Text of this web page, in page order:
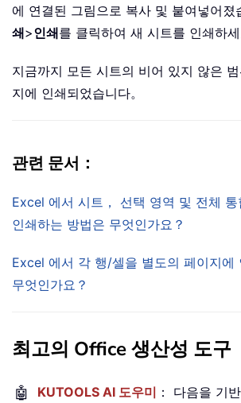
에 연결된 그림으로 복사 및 붙여넣어졌
쇄>인쇄를 클릭하여 새 시트를 인쇄하세
지금까지 모든 시트의 비어 있지 않은
지에 인쇄되었습니다。
관련 문서：
Excel 에서 시트， 선택 영역 및 전체 통
인쇄하는 방법은 무엇인가요？
Excel 에서 각 행/셀을 별도의 페이지에
무엇인가요？
최고의 Office 생산성 도구
🤖 KUTOOLS AI 도우미 ： 다음을 기